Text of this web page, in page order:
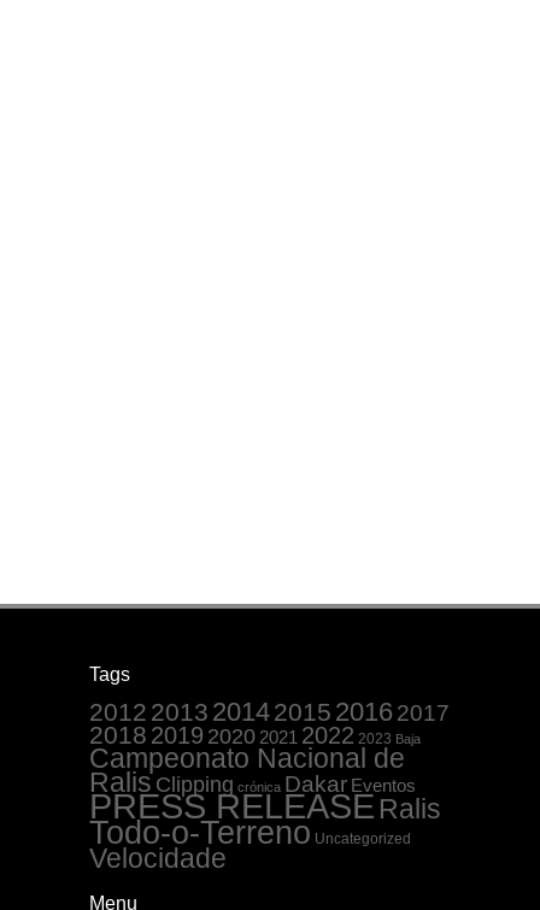
Tags
2012 2013 20142015 20162017
2018 2019 2020 2021 2022 2023 Baja
Campeonato Nacional de
Ralis Clipping crónica Dakar Eventos
PRESS RELEASE Ralis
Todo-o-Terreno Uncategorized
Velocidade
Menu